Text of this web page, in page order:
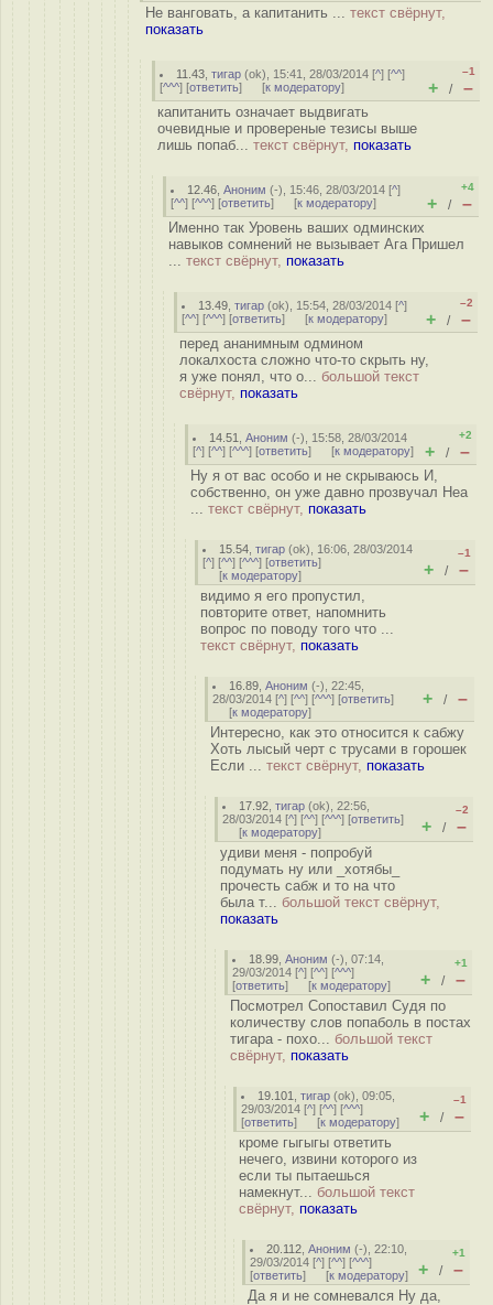
Не ванговать, а капитанить ... текст свёрнут,
показать
11.43 ,тигар (ok), 15:41, 28/03/2014 [^] [^^]
[^^^] [ответить] [к модератору]
–1
+ / –
капитанить означает выдвигать
очевидные и провереные тезисы выше
лишь попаб... текст свёрнут, показать
12.46 ,Аноним (-), 15:46, 28/03/2014 [^]
[^^] [^^^] [ответить] [к модератору]
+4
+ / –
Именно так Уровень ваших oдминских
навыков сомнений не вызывает Ага Пришел
... текст свёрнут, показать
13.49 ,тигар (ok), 15:54, 28/03/2014 [^]
[^^] [^^^] [ответить] [к модератору]
–2
+ / –
перед ананимным одмином
локалхоста сложно что-то скрыть ну,
я уже понял, что о... большой текст
свёрнут, показать
14.51 ,Аноним (-), 15:58, 28/03/2014
[^] [^^] [^^^] [ответить] [к модератору]
+2
+ / –
Ну я от вас особо и не скрываюсь И,
собственно, он уже давно прозвучал Неа
... текст свёрнут, показать
15.54 ,тигар (ok), 16:06, 28/03/2014
[^] [^^] [^^^] [ответить]
[к модератору]
–1
+ / –
видимо я его пропустил,
повторите ответ, напомнить
вопрос по поводу того что ...
текст свёрнут, показать
16.89 ,Аноним (-), 22:45,
28/03/2014 [^] [^^] [^^^] [ответить]
[к модератору]
+ / –
Интересно, как это относится к сабжу
Хоть лысый черт с трусами в горошек
Если ... текст свёрнут, показать
17.92 ,тигар (ok), 22:56,
28/03/2014 [^] [^^] [^^^] [ответить]
[к модератору]
–2
+ / –
удиви меня - попробуй
подумать ну или _хотябы_
прочесть сабж и то на что
была т... большой текст свёрнут,
показать
18.99 ,Аноним (-), 07:14,
29/03/2014 [^] [^^] [^^^]
[ответить] [к модератору]
+1
+ / –
Посмотрел Сопоставил Судя по
количеству слов пoпaболь в постах
тигара - похо... большой текст
свёрнут, показать
19.101 ,тигар (ok), 09:05,
29/03/2014 [^] [^^] [^^^]
[ответить] [к модератору]
–1
+ / –
кроме гыгыгы ответить
нечего, извини которого из
если ты пытаешься
намекнут... большой текст
свёрнут, показать
20.112 ,Аноним (-), 22:10,
29/03/2014 [^] [^^] [^^^]
[ответить] [к модератору]
+1
+ / –
Да я и не сомневался Ну да,